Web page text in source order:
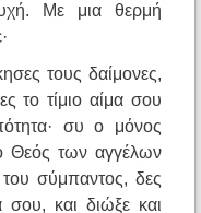
Με μια θερμή
τους δαίμονες,
το τίμιο αίμα σου
συ ο μόνος
Θεός των αγγέλων
σύμπαντος, δες
και διώξε και